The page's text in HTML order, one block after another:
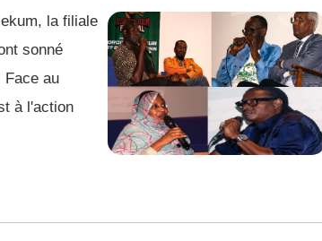
la filiale
sonné
Face au
à l'action